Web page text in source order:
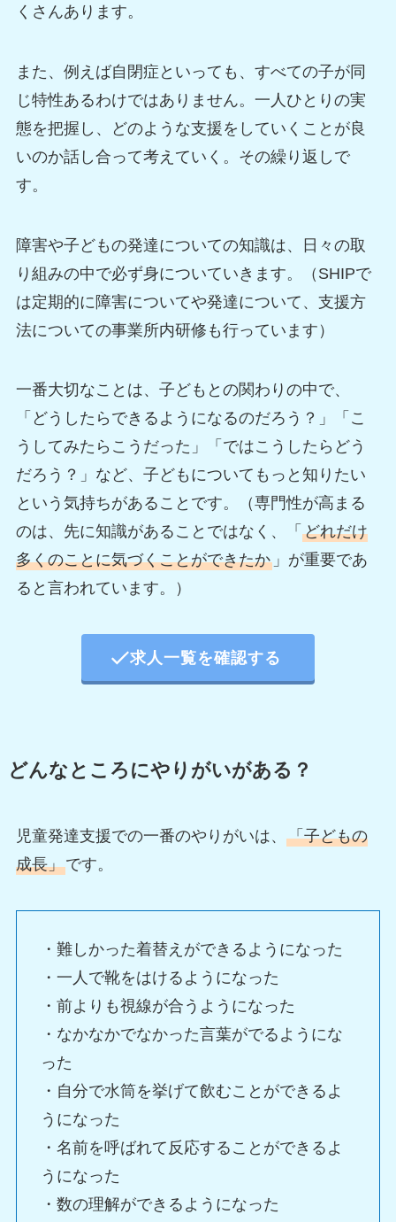
くさんあります。
また、例えば自閉症といっても、すべての子が同
じ特性あるわけではありません。一人ひとりの実
態を把握し、どのような支援をしていくことが良
いのか話し合って考えていく。その繰り返しで
す。
障害や子どもの発達についての知識は、日々の取
り組みの中で必ず身についていきます。（SHIPで
は定期的に障害についてや発達について、支援方
法についての事業所内研修も行っています）
一番大切なことは、子どもとの関わりの中で、
「どうしたらできるようになるのだろう？」「こ
うしてみたらこうだった」「ではこうしたらどう
だろう？」など、子どもについてもっと知りたい
という気持ちがあることです。（専門性が高まる
のは、先に知識があることではなく、「 どれだけ
多くのことに気づくことができたか」が重要であ
ると言われています。）
求人一覧を確認する
どんなところにやりがいがある？
児童発達支援での一番のやりがいは、 「子どもの
成長」です。
・難しかった着替えができるようになった
・一人で靴をはけるようになった
・前よりも視線が合うようになった
・なかなかでなかった言葉がでるようにな
った
・自分で水筒を挙げて飲むことができるよ
うになった
・名前を呼ばれて反応することができるよ
うになった
・数の理解ができるようになった